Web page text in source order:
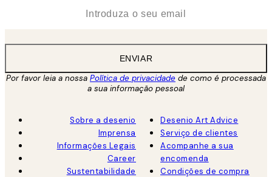
ENVIAR
Por favor leia a nossa Política de privacidade de como é processada
a sua informação pessoal
Sobre a desenio
Imprensa
Informações Legais
Career
Sustentabilidade
Desenio Art Advice
Serviço de clientes
Acompanhe a sua
encomenda
Condições de compra